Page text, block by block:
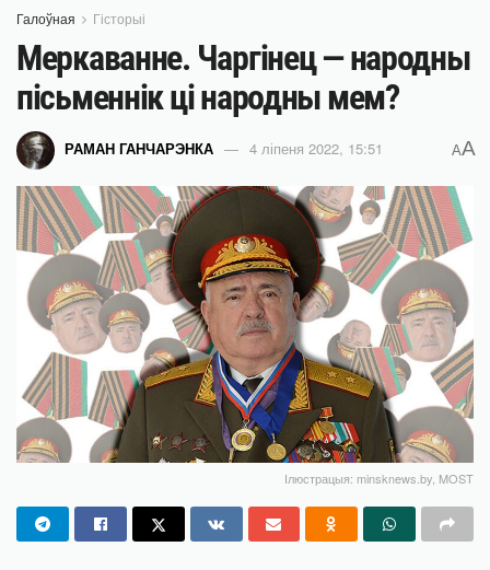
Галоўная Гісторыі
Меркаванне. Чаргінец — народны
пісьменнік ці народны мем?
РАМАН ГАНЧАРЭНКА 4 ліпеня 2022, 15:51 AA
Ілюстрацыя: minsknews.by, MOST